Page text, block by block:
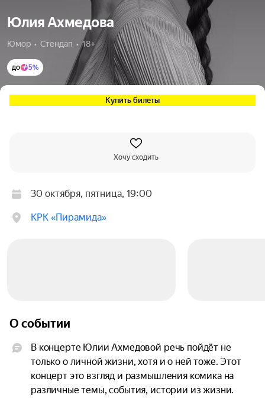
Юлия Ахмедова
Юмор  •  Стендап  •  18+
до 5%
Купить билеты
Хочу сходить
30 октября, пятница, 19:00
КРК «Пирамида»
О событии
В концерте Юлии Ахмедовой речь пойдёт не
только о личной жизни, хотя и о ней тоже. Этот
концерт это взгляд и размышления комика на
различные темы, события, истории из жизни.